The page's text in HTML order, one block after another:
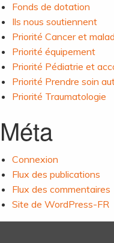
Fonds de dotation
Ils nous soutiennent
Priorité Cancer et
Priorité équipement
Priorité Pédiatrie et
Priorité Prendre soin
Priorité Traumatologie
Méta
Connexion
Flux des publications
Flux des commentaires
Site de WordPress-FR